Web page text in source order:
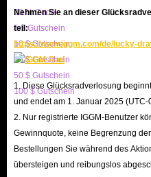
20 % Code
5 $ Gutschein
10 $ Gutschein
20 $ Gutschein
50 $ Gutschein
100 $ Gutschein
Nehmen Sie an dieser
teil:
https://www.iggm.com/de/lucky-
1. Diese Glücksradverlosung
und endet am 1. Januar 2025 (UTC-
2. Nur registrierte IGGM-Benutzer
Gewinnquote, keine Begrenzung
Bestellungen Sie während des
übersteigen und reibungslos